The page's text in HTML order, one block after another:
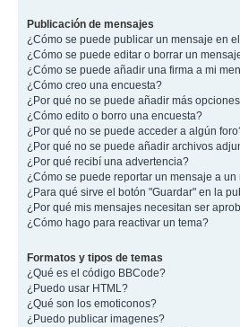
Publicación de mensajes
¿Cómo se puede publicar un mensaje en
¿Cómo se puede editar o borrar un
¿Cómo se puede añadir una firma a mi
¿Cómo creo una encuesta?
¿Por qué no se puede añadir más
¿Cómo edito o borro una encuesta?
¿Por qué no se puede acceder a algún
¿Por qué no se puede añadir archivos
¿Por qué recibí una advertencia?
¿Cómo se puede reportar un mensaje a
¿Para qué sirve el botón "Guardar" en la
¿Por qué mis mensajes necesitan ser
¿Cómo hago para reactivar un tema?
Formatos y tipos de temas
¿Qué es el código BBCode?
¿Puedo usar HTML?
¿Qué son los emoticonos?
¿Puedo publicar imagenes?